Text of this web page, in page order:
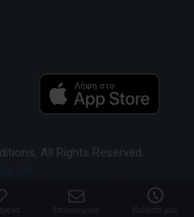
All Rights Reserved.
Επικοινωνία Καλέστε μας